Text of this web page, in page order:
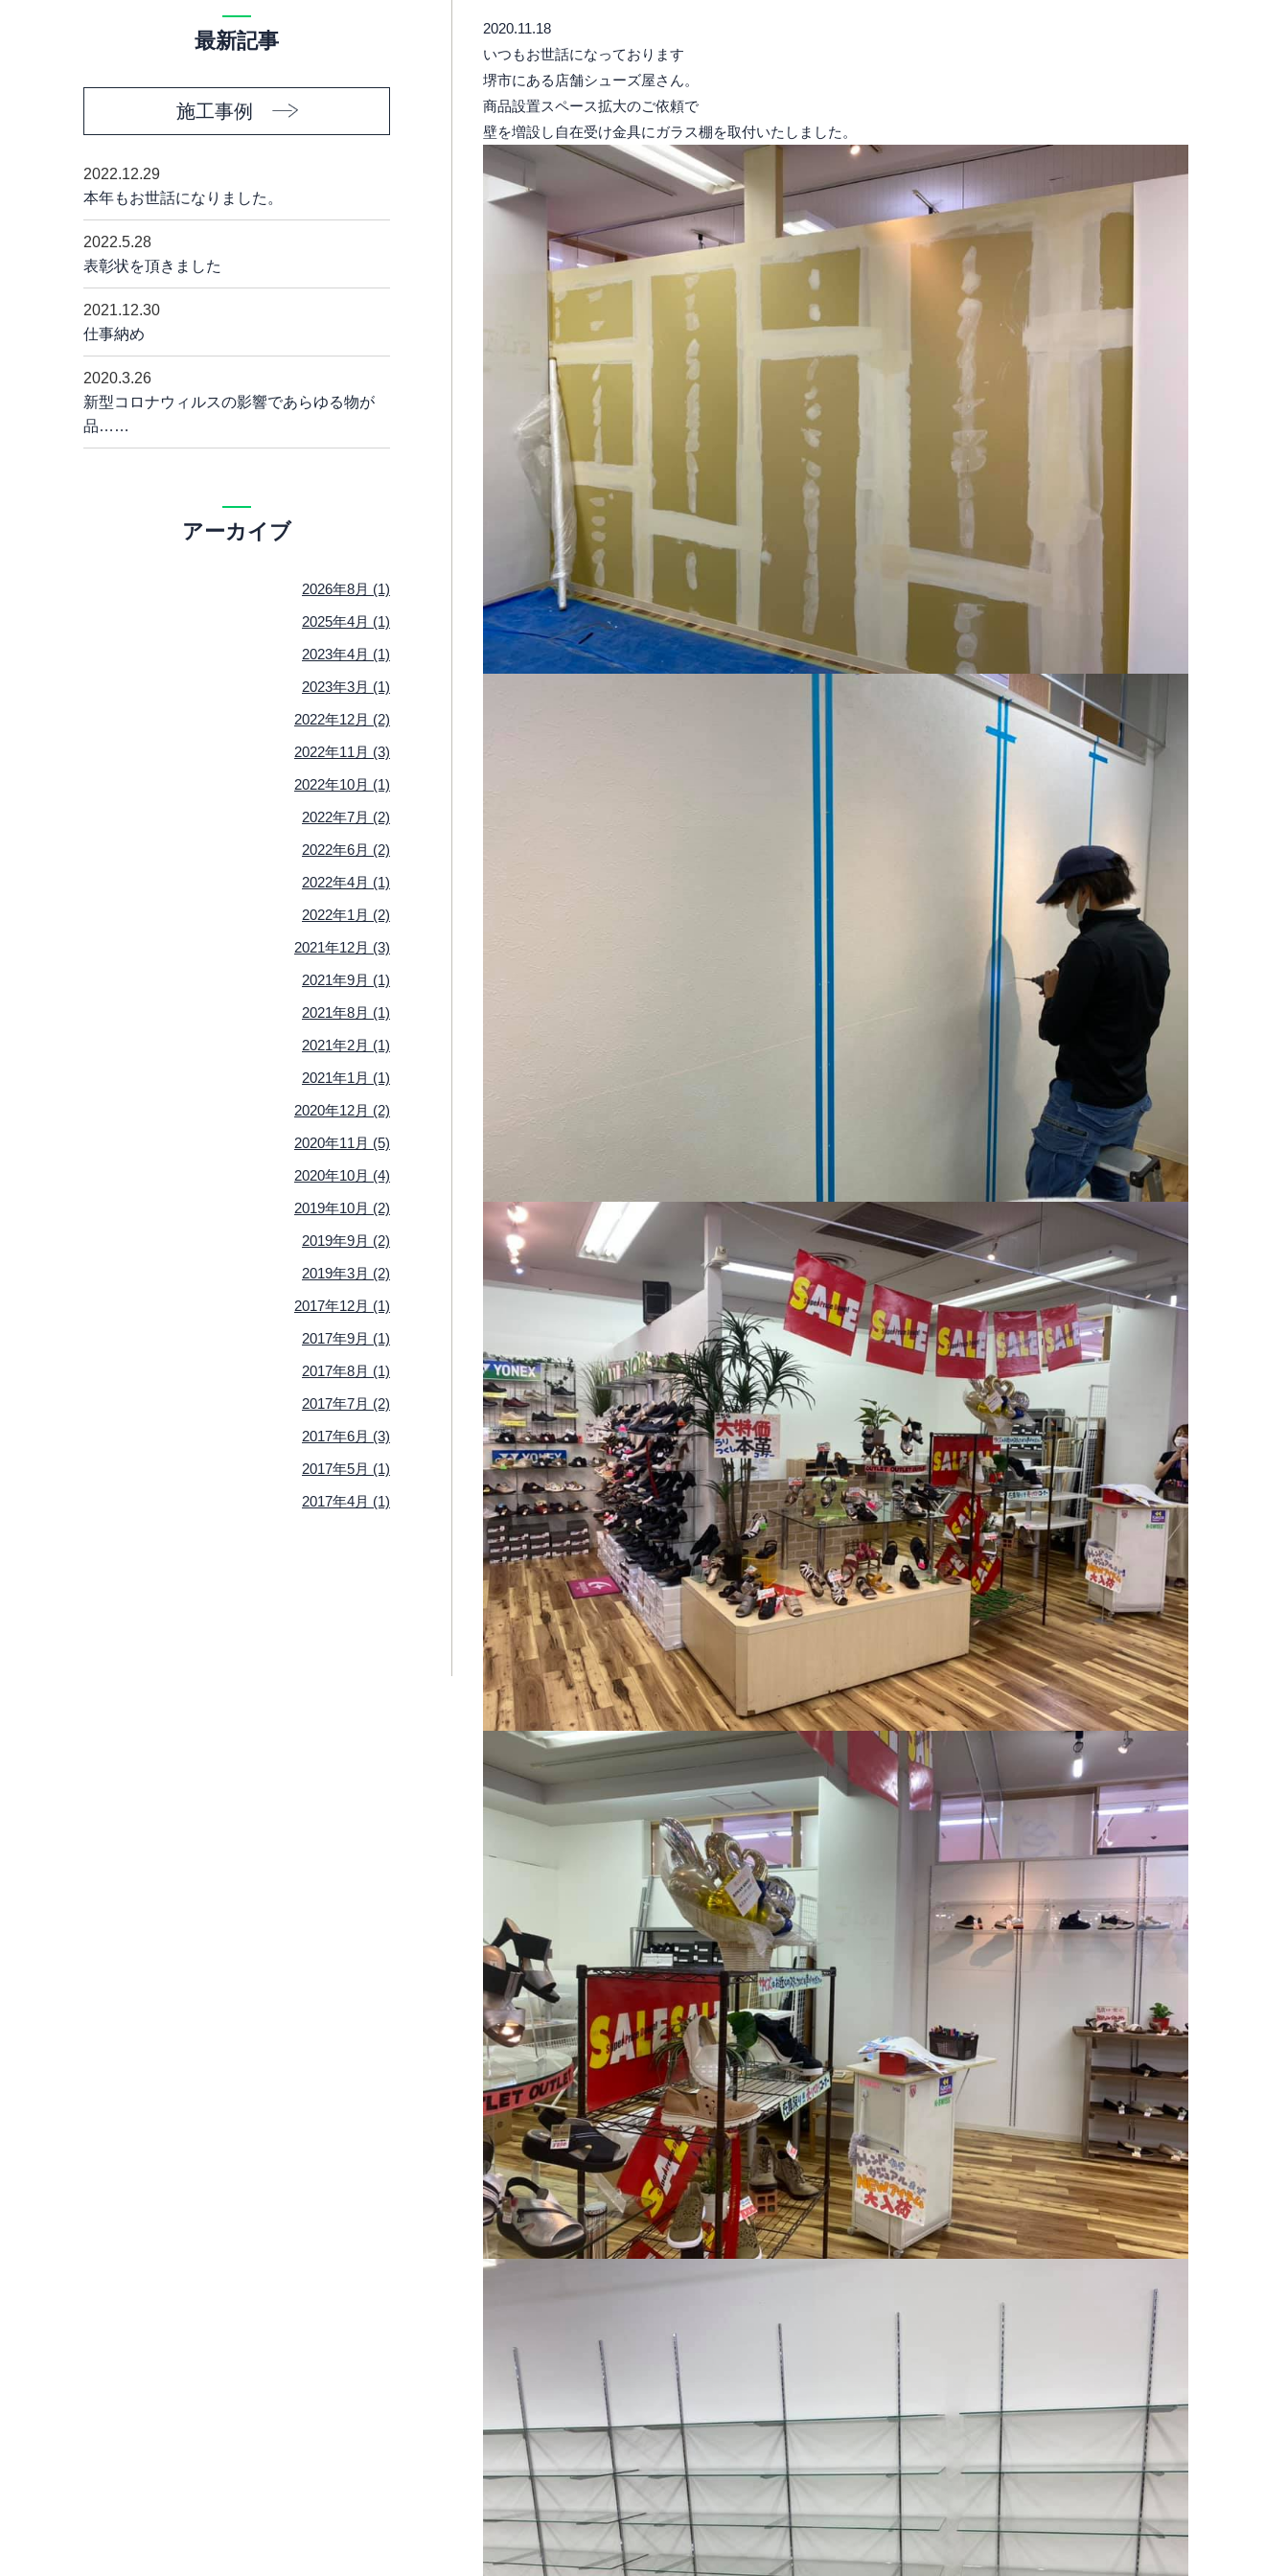
2020.11.18
いつもお世話になっております
堺市にある店舗シューズ屋さん。
商品設置スペース拡大のご依頼で
壁を増設し自在受け金具にガラス棚を取付いたしました。
最新記事
施工事例
2022.12.29
本年もお世話になりました。
2022.5.28
表彰状を頂きました
2021.12.30
仕事納め
2020.3.26
新型コロナウィルスの影響であらゆる物が
品……
アーカイブ
2026年8月 (1)
2025年4月 (1)
2023年4月 (1)
2023年3月 (1)
2022年12月 (2)
2022年11月 (3)
2022年10月 (1)
2022年7月 (2)
2022年6月 (2)
2022年4月 (1)
2022年1月 (2)
2021年12月 (3)
2021年9月 (1)
2021年8月 (1)
2021年2月 (1)
2021年1月 (1)
2020年12月 (2)
2020年11月 (5)
2020年10月 (4)
2019年10月 (2)
2019年9月 (2)
2019年3月 (2)
2017年12月 (1)
2017年9月 (1)
2017年8月 (1)
2017年7月 (2)
2017年6月 (3)
2017年5月 (1)
2017年4月 (1)